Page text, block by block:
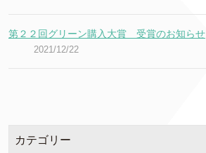
第２２回グリーン購入大賞 受賞のお知らせ
2021/12/22
カテゴリー